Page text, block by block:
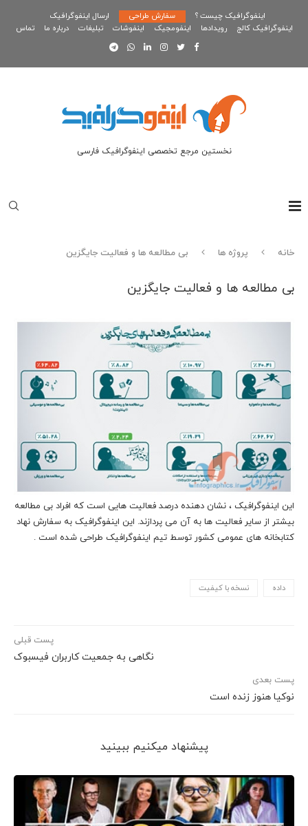
اینفوگرافیک چیست ؟ سفارش طراحی
ارسال اینفوگرافیک
اینفوگرافیک کالج
رویدادها اینفومجیک اینفوشات تبلیغات درباره ما تماس
نخستین مرجع تخصصی اینفوگرافیک فارسی
خانه پروژه ها بی مطالعه ها و فعالیت جایگزین
بی مطالعه ها و فعالیت جایگزین
این اینفوگرافیک ، نشان دهنده درصد فعالیت هایی است که افراد بی مطالعه
بیشتر از سایر فعالیت ها به آن می پردازند. این اینفوگرافیک به سفارش نهاد
کتابخانه های عمومی کشور توسط تیم اینفوگرافیک طراحی شده است .
داده نسخه با کیفیت
پست قبلی
نگاهی به جمعیت کاربران فیسبوک
پست بعدی
نوکیا هنوز زنده است
پیشنهاد می‎کنیم ببینید